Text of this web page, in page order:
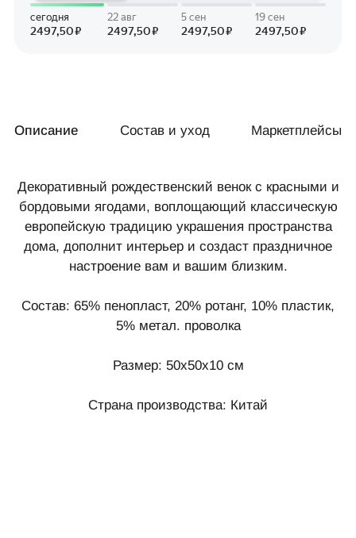
Описание Состав и уход Маркетплейсы
Декоративный рождественский венок с красными и
бордовыми ягодами, воплощающий классическую
европейскую традицию украшения пространства
дома, дополнит интерьер и создаст праздничное
настроение вам и вашим близким.
Состав: 65% пенопласт, 20% ротанг, 10% пластик,
5% метал. проволка
Размер: 50x50x10 см
Страна производства: Китай